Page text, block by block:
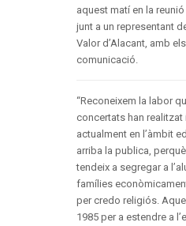
aquest matí en la
junt a un representant
Valor d’Alacant, amb
comunicació.
“Reconeixem la labor
concertats han realitzat
actualment en l’àmbit
arriba la publica,
tendeix a segregar a
famílies
per credo religiós.
1985 per a estendre a